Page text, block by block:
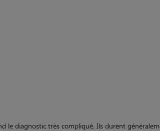
le diagnostic très compliqué. Ils durent